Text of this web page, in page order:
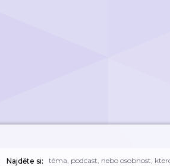
Najděte si: